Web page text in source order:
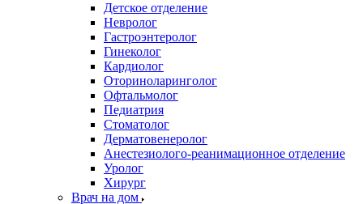
Детское отделение
Невролог
Гастроэнтеролог
Гинеколог
Кардиолог
Оториноларинголог
Офтальмолог
Педиатрия
Стоматолог
Дерматовенеролог
Анестезиолого-реанимационное отделение
Уролог
Хирург
Врач на дом